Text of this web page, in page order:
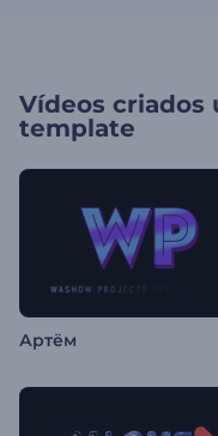
Vídeos criados
template
Артём